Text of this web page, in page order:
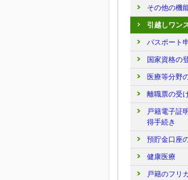
その他の機
引越しワン
パスポート
国家資格の
医療等分野
離職票の受
戸籍電子証
得手続き
預貯金口座
健康医療
戸籍のフリ